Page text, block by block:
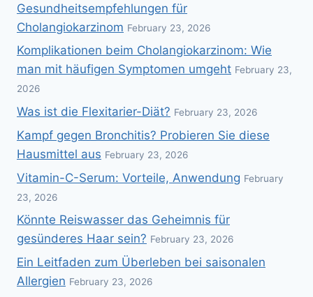
Gesundheitsempfehlungen für
Cholangiokarzinom February 23, 2026
Komplikationen beim Cholangiokarzinom: Wie
man mit häufigen Symptomen umgeht February 23,
2026
Was ist die Flexitarier-Diät? February 23, 2026
Kampf gegen Bronchitis? Probieren Sie diese
Hausmittel aus February 23, 2026
Vitamin-C-Serum: Vorteile, Anwendung February
23, 2026
Könnte Reiswasser das Geheimnis für
gesünderes Haar sein? February 23, 2026
Ein Leitfaden zum Überleben bei saisonalen
Allergien February 23, 2026